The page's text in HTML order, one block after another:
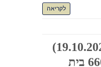
לקריאה
פלוני נ' פלונית (19.10.2025)
תמ"ש 66078-07-25 בית